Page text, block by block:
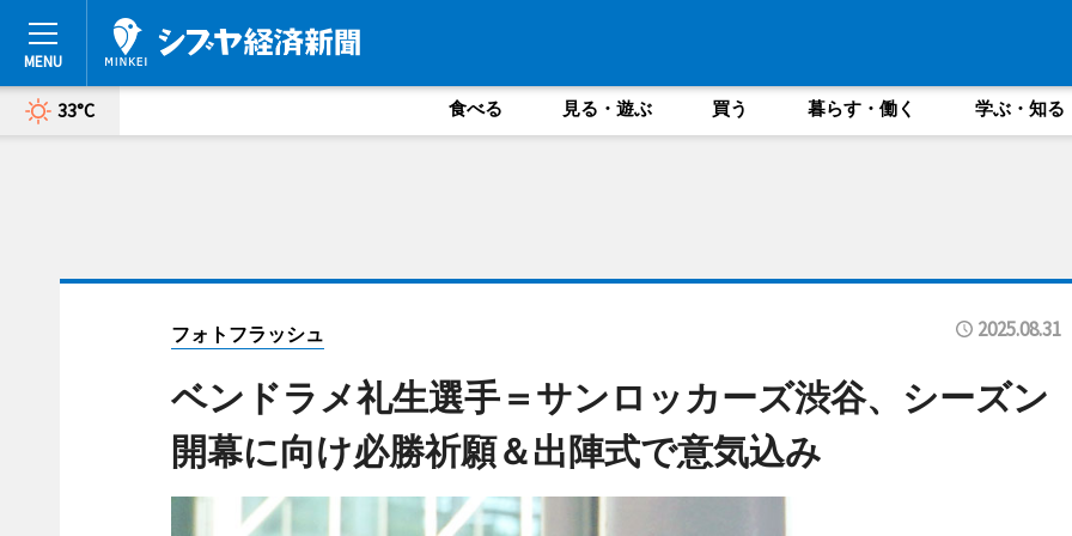
33°C 食べる 見る・遊ぶ 買う 暮らす・働く 学ぶ・知る
フォトフラッシュ 2025.08.31
ベンドラメ礼生選手＝サンロッカーズ渋谷、シーズン
開幕に向け必勝祈願＆出陣式で意気込み